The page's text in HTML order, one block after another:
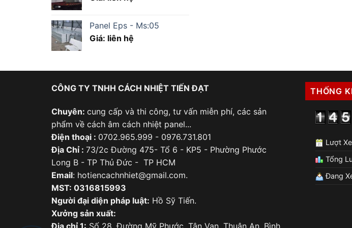
Panel Eps - Ms:05
Giá: liên hệ
CÔNG TY TNHH CÁCH NHIỆT TIẾN ĐẠT
Chuyên: cung cấp và thi công, tư vấn miễn phí, các sản
phẩm về cách âm cách nhiệt panel...
Điện thoại : 0702.965.999 - 0976.731.801
Địa Chỉ : 73/2c Đường 475- Tổ 6 - KP5 - Phường Phước
Long B - TP Thủ Đức - TP HCM
Email: hotiencachnhiet@gmail.com.
MST: 0316815993
Người đại diện pháp luật: Hồ Sỹ Tiến.
Xưởng sản xuất:
Địa chỉ 1: Số 28, Đường Mỹ Phước, Tân Vạn, Thuận An, Bình
THỐNG
Lượt
Tổng
Đang